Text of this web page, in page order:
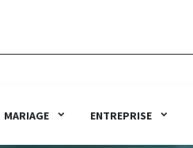
MARIAGE ENTREPRISE